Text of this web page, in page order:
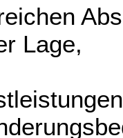
Lage,